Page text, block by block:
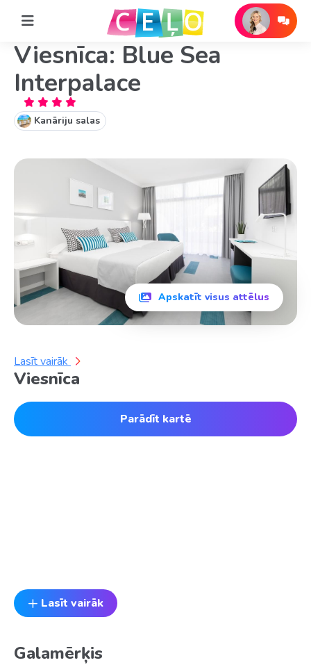
Viesnīca: Blue Sea
Interpalace
Kanāriju salas
Apskatīt visus attēlus
Lasīt vairāk
Viesnīca
Parādīt kartē
Lasīt vairāk
Galamērķis